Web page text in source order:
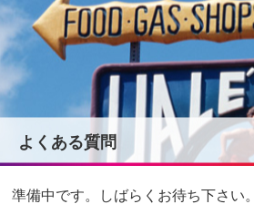
よくある質問
準備中です。しばらくお待ち下さい。